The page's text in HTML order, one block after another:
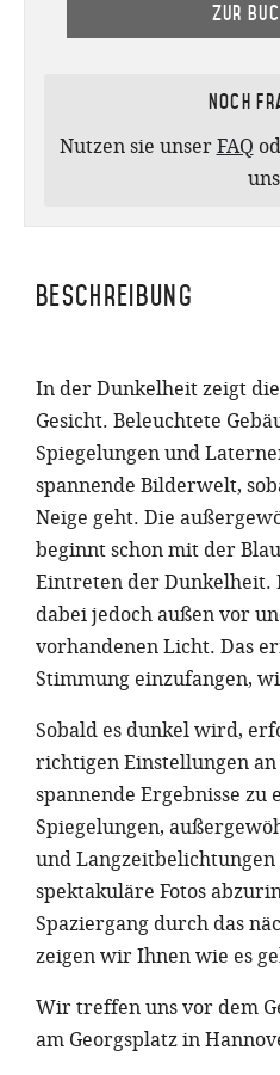
Zur
Noch
Nutzen sie unser FAQ
Beschreibung
In der Dunkelheit zeigt
Gesicht. Beleuchtete
Spiegelungen und
spannende Bilderwelt,
Neige geht. Die
beginnt schon mit der
Eintreten der Dunkelheit.
dabei jedoch außen vor
vorhandenen Licht. Das
Stimmung einzufangen,
Sobald es dunkel wird,
richtigen Einstellungen
spannende Ergebnisse zu
Spiegelungen,
und
spektakuläre Fotos
Spaziergang durch das
zeigen wir Ihnen wie es
Wir treffen uns vor dem
am Georgsplatz in